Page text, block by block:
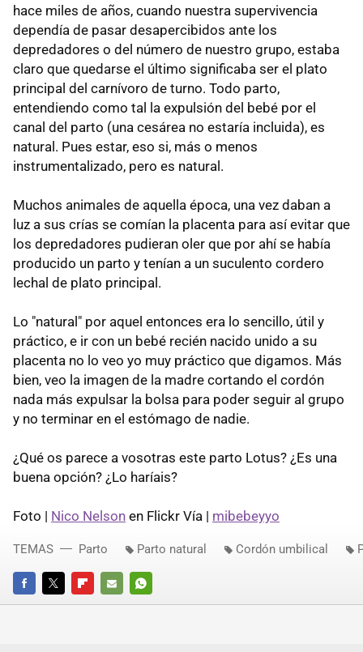
hace miles de años, cuando nuestra supervivencia
dependía de pasar desapercibidos ante los
depredadores o del número de nuestro grupo, estaba
claro que quedarse el último significaba ser el plato
principal del carnívoro de turno. Todo parto,
entendiendo como tal la expulsión del bebé por el
canal del parto (una cesárea no estaría incluida), es
natural. Pues estar, eso si, más o menos
instrumentalizado, pero es natural.
Muchos animales de aquella época, una vez daban a
luz a sus crías se comían la placenta para así evitar que
los depredadores pudieran oler que por ahí se había
producido un parto y tenían a un suculento cordero
lechal de plato principal.
Lo "natural" por aquel entonces era lo sencillo, útil y
práctico, e ir con un bebé recién nacido unido a su
placenta no lo veo yo muy práctico que digamos. Más
bien, veo la imagen de la madre cortando el cordón
nada más expulsar la bolsa para poder seguir al grupo
y no terminar en el estómago de nadie.
¿Qué os parece a vosotras este parto Lotus? ¿Es una
buena opción? ¿Lo haríais?
Foto | Nico Nelson en Flickr Vía | mibebeyyo
FACEBOOKTWITTERFLIPBOARD
E-
WHATSAPP
TEMAS Parto Parto natural Cordón umbilical